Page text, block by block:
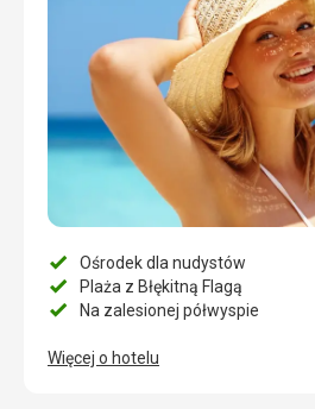
Ośrodek dla nudystów
Plaża z Błękitną Flagą
Na zalesionej półwyspie
Więcej o hotelu